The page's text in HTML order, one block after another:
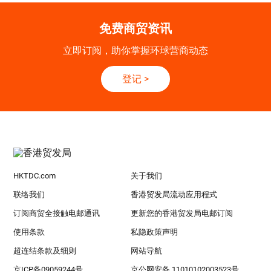
免费商贸资讯
立即订阅，助你掌握环球营商动态
登记 >
HKTDC.com 关于我们
联络我们 香港贸发局流动应用程式
订阅商贸全接触电邮通讯 更新您的香港贸发局电邮订阅
使用条款 私隐政策声明
超连结条款及细则 网站导航